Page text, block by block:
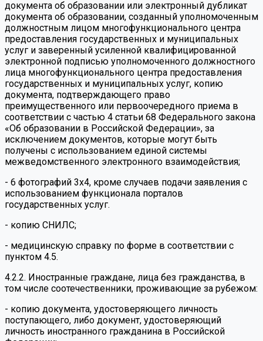
документа об образовании или электронный дубликат
документа об образовании, созданный уполномоченным
должностным лицом многофункционального центра
предоставления государственных и муниципальных
услуг и заверенный усиленной квалифицированной
электронной подписью уполномоченного должностного
лица многофункционального центра предоставления
государственных и муниципальных услуг, копию
документа, подтверждающего право
преимущественного или первоочередного приема в
соответствии с частью 4 статьи 68 Федерального закона
«Об образовании в Российской Федерации», за
исключением документов, которые могут быть
получены с использованием единой системы
межведомственного электронного взаимодействия;
- 6 фотографий 3х4, кроме случаев подачи заявления с
использованием функционала порталов
государственных услуг.
- копию СНИЛС;
- медицинскую справку по форме в соответствии с
пунктом 4.5.
4.2.2. Иностранные граждане, лица без гражданства, в
том числе соотечественники, проживающие за рубежом:
- копию документа, удостоверяющего личность
поступающего, либо документ, удостоверяющий
личность иностранного гражданина в Российской